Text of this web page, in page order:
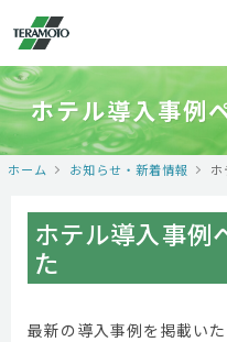
ホテル導入事例
ホーム お知らせ・新着情報
ホテル導入事例
た
最新の導入事例を掲載いた